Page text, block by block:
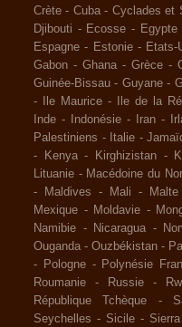
Crète - Cuba - Cyclades et
Djibouti - Ecosse - Egypte
Espagne - Estonie - Etats-
Gabon - Ghana - Grèce -
Guinée-Bissau - Guyane -
-
Ile Maurice - Ile de la
Inde - Indonésie - Iran -
Palestiniens - Italie -
-
Kenya - Kirghizistan -
Lituanie - Macédoine du
-
Maldives - Mali - Malte
Mexique - Moldavie -
Namibie - Nicaragua -
Ouganda -Ouzbékistan -
-
Pologne - Polynésie
Roumanie
- Russie -
République Tchèque
-
Seychelles - Sicile -